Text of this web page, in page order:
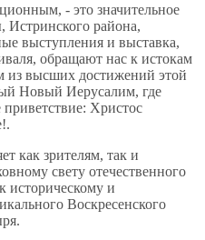
- это значительное
Истринского района,
выступления и выставка,
обращают нас к истокам
из высших достижений этой
Новый Иерусалим, где
приветствие: Христос
как зрителям, так и
свету отечественного
историческому и
Воскресенского